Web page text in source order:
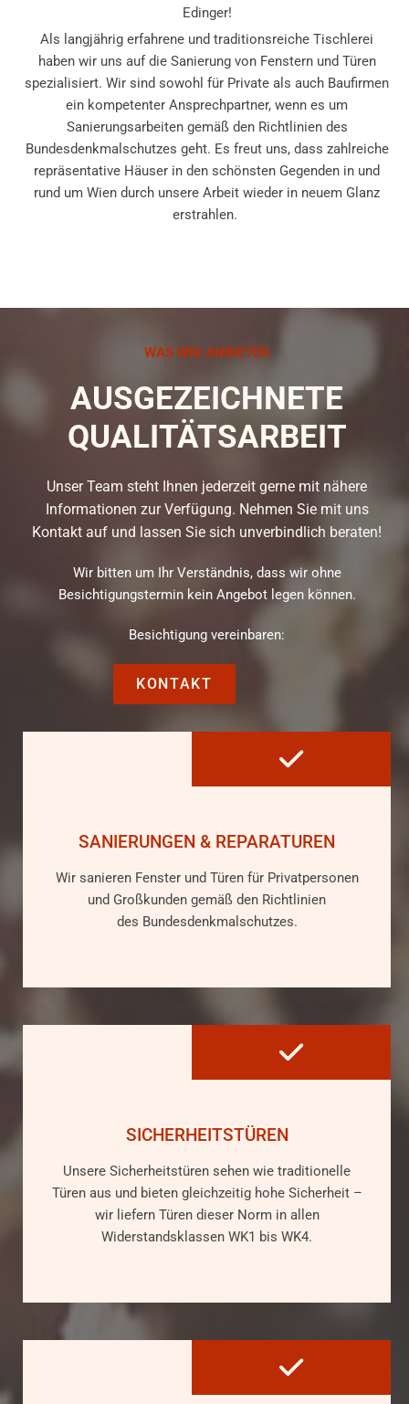
Edinger!
Als langjährig erfahrene und traditionsreiche Tischlerei
haben wir uns auf die Sanierung von Fenstern und Türen
spezialisiert. Wir sind sowohl für Private als auch Baufirmen
ein kompetenter Ansprechpartner, wenn es um
Sanierungsarbeiten gemäß den Richtlinien des
Bundesdenkmalschutzes geht. Es freut uns, dass zahlreiche
repräsentative Häuser in den schönsten Gegenden in und
rund um Wien durch unsere Arbeit wieder in neuem Glanz
erstrahlen.
WAS WIR ANBIETEN
AUSGEZEICHNETE
QUALITÄTSARBEIT
Unser Team steht Ihnen jederzeit gerne mit nähere
Informationen zur Verfügung. Nehmen Sie mit uns
Kontakt auf und lassen Sie sich unverbindlich beraten!
Wir bitten um Ihr Verständnis, dass wir ohne
Besichtigungstermin kein Angebot legen können.
Besichtigung vereinbaren:
KONTAKT

SANIERUNGEN & REPARATUREN
Wir sanieren Fenster und Türen für Privatpersonen
und Großkunden gemäß den Richtlinien
des Bundesdenkmalschutzes.

SICHERHEITSTÜREN
Unsere Sicherheitstüren sehen wie traditionelle
Türen aus und bieten gleichzeitig hohe Sicherheit –
wir liefern Türen dieser Norm in allen
Widerstandsklassen WK1 bis WK4.
